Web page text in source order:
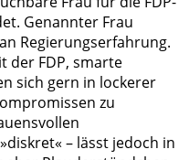
Genannter Frau
Regierungserfahrung.
der FDP, smarte
sich gern in lockerer
zu
– lässt jedoch in